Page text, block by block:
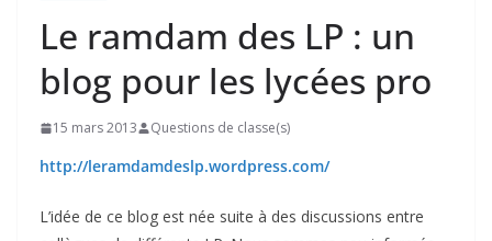
Le ramdam des LP : un
blog pour les lycées pro
15 mars 2013 Questions de classe(s)
http://leramdamdeslp.wordpress.com/
L’idée de ce blog est née suite à des discussions entre